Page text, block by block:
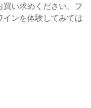
い求めください。フ
インを体験してみては